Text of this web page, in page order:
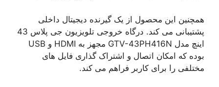
همچنین این محصول از یک گیرنده دیجیتال داخلی
پشتیبانی می کند. درگاه خروجی تلویزیون جی پلاس 43
اینچ مدل GTV-43PH416N مجهز به HDMI و USB
بوده که امکان اتصال و اشتراک گذاری فایل های
مختلفی را برای کاربر فراهم می کند.